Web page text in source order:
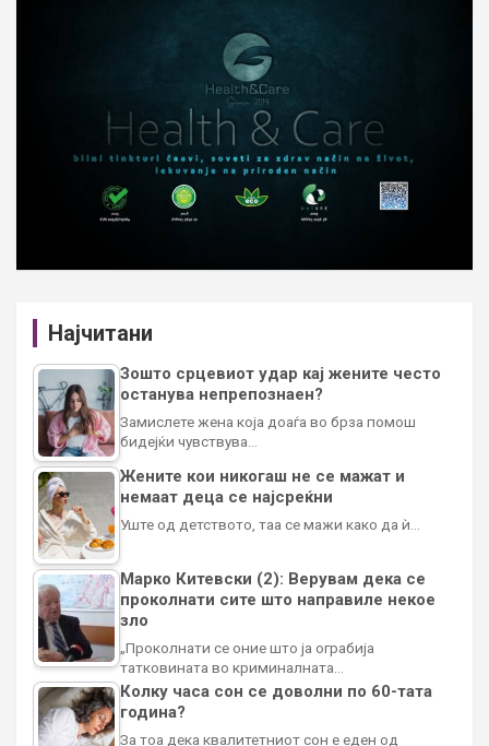
Најчитани
Зошто срцевиот удар кај жените често
останува непрепознаен?
Замислете жена која доаѓа во брза помош
бидејќи чувствува…
Жените кои никогаш не се мажат и
немаат деца се најсреќни
Уште од детството, таа се мажи како да ѝ…
Марко Китевски (2): Верувам дека се
проколнати сите што направиле некое
зло
„Проколнати се оние што ја ограбија
татковината во криминалната…
Колку часа сон се доволни по 60-тата
година?
За тоа дека квалитетниот сон е еден од